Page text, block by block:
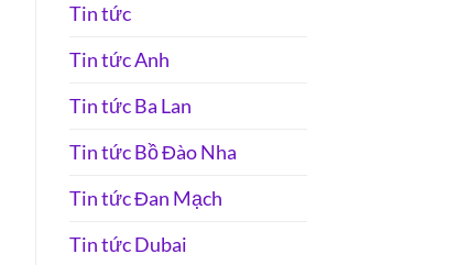
Tin tức
Tin tức Anh
Tin tức Ba Lan
Tin tức Bồ Đào Nha
Tin tức Đan Mạch
Tin tức Dubai